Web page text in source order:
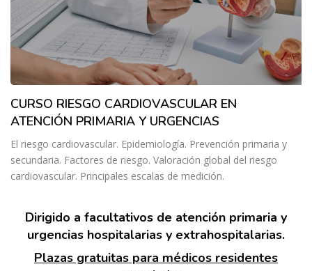
CURSO RIESGO CARDIOVASCULAR EN
ATENCIÓN PRIMARIA Y URGENCIAS
El riesgo cardiovascular. Epidemiología. Prevención primaria y
secundaria. Factores de riesgo. Valoración global del riesgo
cardiovascular. Principales escalas de medición.
Dirigido a facultativos de atención primaria y
urgencias hospitalarias y extrahospitalarias.
Plazas gratuitas para médicos residentes